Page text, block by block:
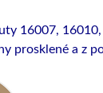
16007,
prosklené a z